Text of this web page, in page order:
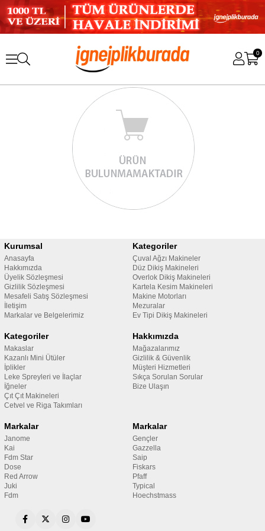
0
Kurumsal
Anasayfa
Hakkımızda
Üyelik Sözleşmesi
Gizlilik Sözleşmesi
Mesafeli Satış Sözleşmesi
İletişim
Markalar ve Belgelerimiz
Kategoriler
Çuval Ağzı Makineler
Düz Dikiş Makineleri
Overlok Dikiş Makineleri
Kartela Kesim Makineleri
Makine Motorları
Mezuralar
Ev Tipi Dikiş Makineleri
Kategoriler
Makaslar
Kazanlı Mini Ütüler
İplikler
Leke Spreyleri ve İlaçlar
İğneler
Çıt Çıt Makineleri
Cetvel ve Riga Takımları
Hakkımızda
Mağazalarımız
Gizlilik & Güvenlik
Müşteri Hizmetleri
Sıkça Sorulan Sorular
Bize Ulaşın
Markalar
Janome
Kai
Fdm Star
Dose
Red Arrow
Juki
Fdm
Markalar
Gençler
Gazzella
Saip
Fiskars
Pfaff
Typical
Hoechstmass